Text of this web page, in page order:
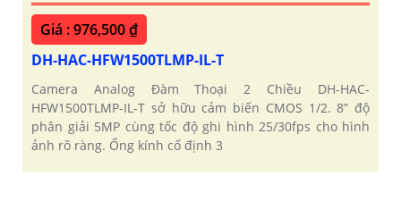
Giá : 976,500 ₫
DH-HAC-HFW1500TLMP-IL-T
Camera Analog Đàm Thoại 2 Chiều DH-HAC-
HFW1500TLMP-IL-T sở hữu cảm biến CMOS 1/2. 8” độ
phân giải 5MP cùng tốc độ ghi hình 25/30fps cho hình
ảnh rõ ràng. Ống kính cố định 3